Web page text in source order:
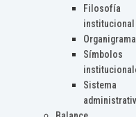
Filosofía
institucional
Organigrama
Símbolos
Sistema